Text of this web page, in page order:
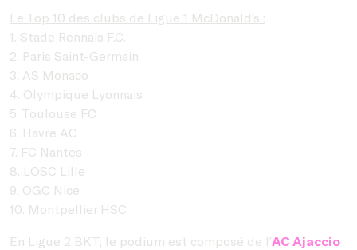
Le Top 10 des clubs de Ligue 1 McDonald’s :
1. Stade Rennais F.C.
2. Paris Saint-Germain
3. AS Monaco
4. Olympique Lyonnais
5. Toulouse FC
6. Havre AC
7. FC Nantes
8. LOSC Lille
9. OGC Nice
10. Montpellier HSC
En Ligue 2 BKT, le podium est composé de l’AC Ajaccio